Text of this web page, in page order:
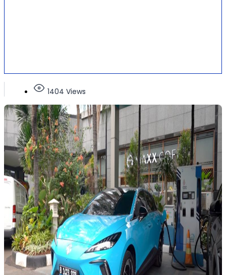
1404 Views